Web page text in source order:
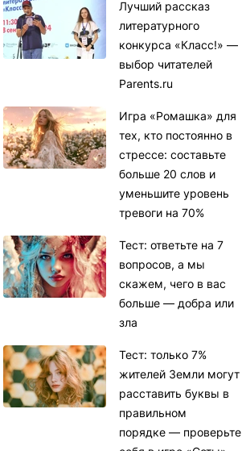
Лучший рассказ
литературного
конкурса «Класс!» —
выбор читателей
Parents.ru
Игра «Ромашка» для
тех, кто постоянно в
стрессе: составьте
больше 20 слов и
уменьшите уровень
тревоги на 70%
Тест: ответьте на 7
вопросов, а мы
скажем, чего в вас
больше — добра или
зла
Тест: только 7%
жителей Земли могут
расставить буквы в
правильном
порядке — проверьте